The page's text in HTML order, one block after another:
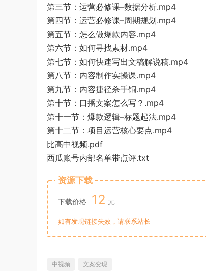
第三节：运营必修课–数据分析.mp4
第四节：运营必修课–周期规划.mp4
第五节：怎么做爆款内容.mp4
第六节：如何寻找素材.mp4
第七节：如何快速写出文稿解说稿.mp4
第八节：内容制作实操课.mp4
第九节：内容捷径杀手铜.mp4
第十节：口播文案怎么写？.mp4
第十一节：爆款逻辑–标题起法.mp4
第十二节：项目运营核心要点.mp4
比高中视频.pdf
西瓜账号内部名单带点评.txt
资源下载
下载价格 12 元
如有发现链接失效，请联系站长
中视频 文案变现